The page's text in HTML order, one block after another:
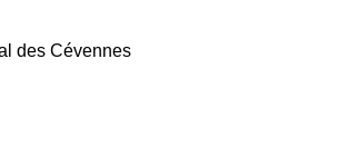
des Cévennes